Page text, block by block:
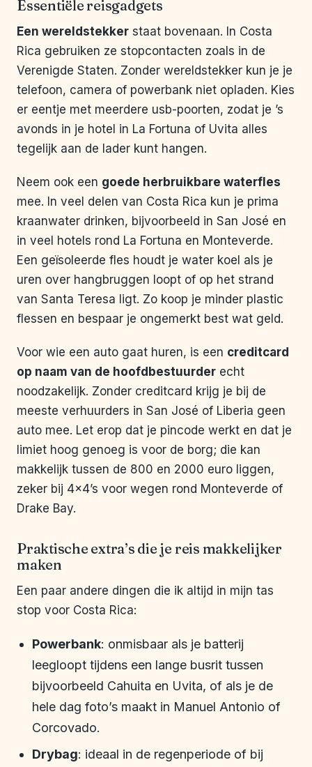
Essentiële reisgadgets
Een wereldstekker staat bovenaan. In Costa
Rica gebruiken ze stopcontacten zoals in de
Verenigde Staten. Zonder wereldstekker kun je je
telefoon, camera of powerbank niet opladen. Kies
er eentje met meerdere usb-poorten, zodat je ’s
avonds in je hotel in La Fortuna of Uvita alles
tegelijk aan de lader kunt hangen.
Neem ook een goede herbruikbare waterfles
mee. In veel delen van Costa Rica kun je prima
kraanwater drinken, bijvoorbeeld in San José en
in veel hotels rond La Fortuna en Monteverde.
Een geïsoleerde fles houdt je water koel als je
uren over hangbruggen loopt of op het strand
van Santa Teresa ligt. Zo koop je minder plastic
flessen en bespaar je ongemerkt best wat geld.
Voor wie een auto gaat huren, is een creditcard
op naam van de hoofdbestuurder echt
noodzakelijk. Zonder creditcard krijg je bij de
meeste verhuurders in San José of Liberia geen
auto mee. Let erop dat je pincode werkt en dat je
limiet hoog genoeg is voor de borg; die kan
makkelijk tussen de 800 en 2000 euro liggen,
zeker bij 4×4’s voor wegen rond Monteverde of
Drake Bay.
Praktische extra’s die je reis makkelijker
maken
Een paar andere dingen die ik altijd in mijn tas
stop voor Costa Rica:
Powerbank: onmisbaar als je batterij
leegloopt tijdens een lange busrit tussen
bijvoorbeeld Cahuita en Uvita, of als je de
hele dag foto’s maakt in Manuel Antonio of
Corcovado.
Drybag: ideaal in de regenperiode of bij